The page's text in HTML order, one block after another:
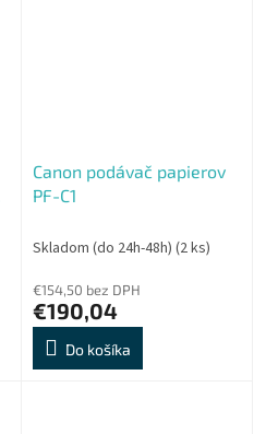
Canon podávač papierov
PF-C1
Skladom (do 24h-48h) (2 ks)
€154,50 bez DPH
€190,04
Do košíka